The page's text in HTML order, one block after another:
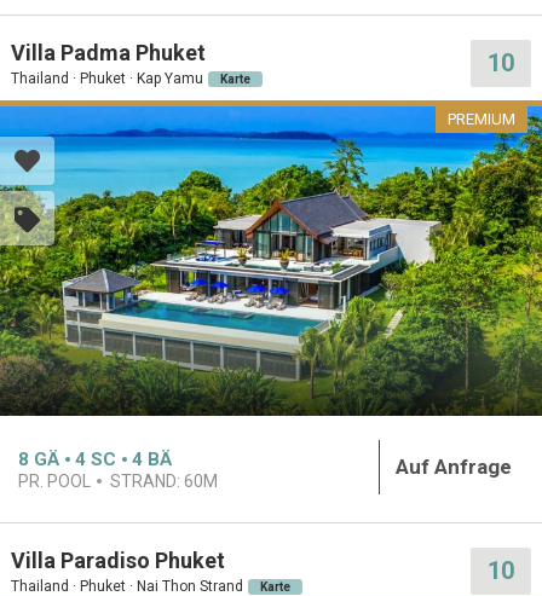
Villa Padma Phuket
Thailand · Phuket · Kap Yamu Karte
10
PREMIUM
8 GÄ 4 SC 4 BÄ
PR. POOL STRAND: 60M
Auf Anfrage
Villa Paradiso Phuket
Thailand · Phuket · Nai Thon Strand Karte
10